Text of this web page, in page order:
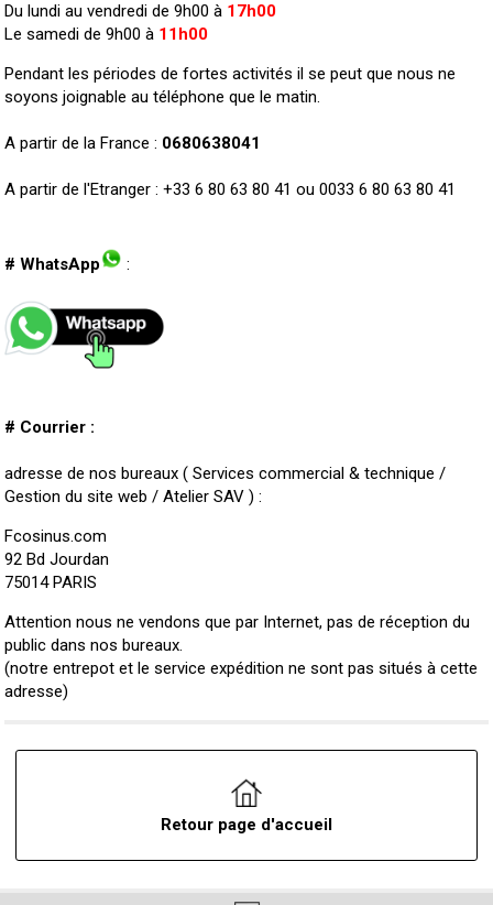
Du lundi au vendredi de 9h00 à 17h00
Le samedi de 9h00 à 11h00
Pendant les périodes de fortes activités il se peut que nous ne
soyons joignable au téléphone que le matin.
A partir de la France : 0680638041
A partir de l'Etranger : +33 6 80 63 80 41 ou 0033 6 80 63 80 41
# WhatsApp :
# Courrier :
adresse de nos bureaux ( Services commercial & technique /
Gestion du site web / Atelier SAV ) :
Fcosinus.com
92 Bd Jourdan
75014 PARIS
Attention nous ne vendons que par Internet, pas de réception du
public dans nos bureaux.
(notre entrepot et le service expédition ne sont pas situés à cette
adresse)
Retour page d'accueil